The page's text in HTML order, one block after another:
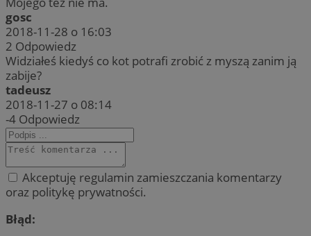
gosc
2018-11-28 o 16:03
2 Odpowiedz
Widziałeś kiedyś co kot potrafi zrobić z myszą zanim ją
zabije?
tadeusz
2018-11-27 o 08:14
-4 Odpowiedz
Akceptuję regulamin zamieszczania komentarzy
oraz politykę prywatności.
Błąd: